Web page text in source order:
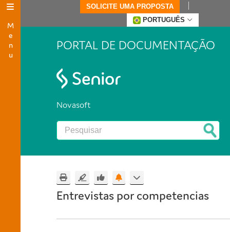
Menu
SOLICITE UMA PROPOSTA
PORTUGUÊS
PORTAL DE DOCUMENTAÇÃO
Novasoft
Entrevistas por competencias